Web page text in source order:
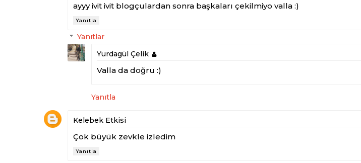
ayyy ivit ivit blogçulardan sonra başkaları çekilmiyo valla :)
Yanıtla
Yanıtlar
Yurdagül Çelik
Valla da doğru :)
Yanıtla
Kelebek Etkisi
Çok büyük zevkle izledim
Yanıtla